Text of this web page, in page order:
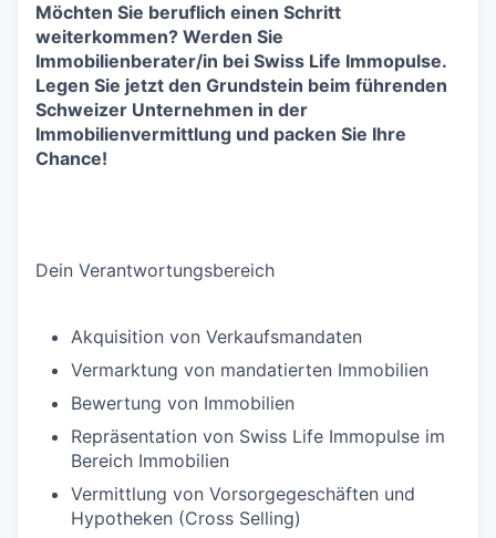
Möchten Sie beruflich einen Schritt
weiterkommen? Werden Sie
Immobilienberater/in bei Swiss Life Immopulse.
Legen Sie jetzt den Grundstein beim führenden
Schweizer Unternehmen in der
Immobilienvermittlung und packen Sie Ihre
Chance!
Dein Verantwortungsbereich
Akquisition von Verkaufsmandaten
Vermarktung von mandatierten Immobilien
Bewertung von Immobilien
Repräsentation von Swiss Life Immopulse im
Bereich Immobilien
Vermittlung von Vorsorgegeschäften und
Hypotheken (Cross Selling)